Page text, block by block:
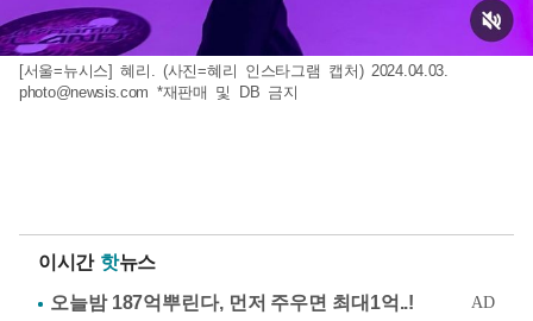
[서울=뉴시스] 혜리. (사진=혜리 인스타그램 캡처) 2024.04.03.
photo@newsis.com *재판매 및 DB 금지
이시간 핫뉴스